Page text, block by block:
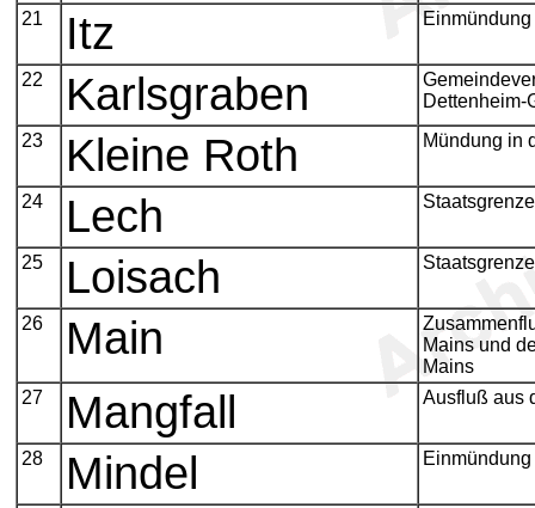
21 Itz
22 Karlsgraben
Dettenheim-
23
Kleine Roth Mündung in
24 Lech
25 Loisach
26 Main
Mains und
Mains
27
Mangfall Ausfluß aus
28 Mindel